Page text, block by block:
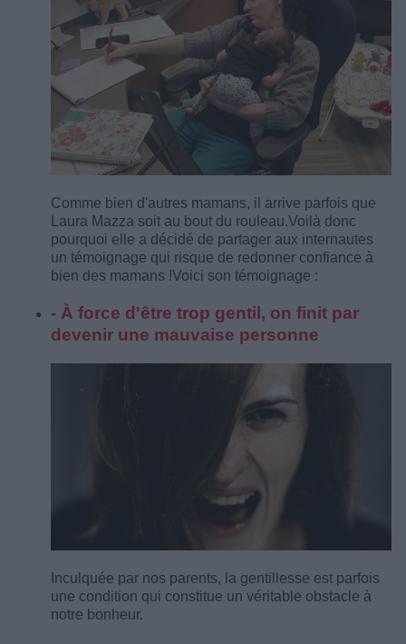
Comme bien d'autres mamans, il arrive parfois que
Laura Mazza soit au bout du rouleau.Voilà donc
pourquoi elle a décidé de partager aux internautes
un témoignage qui risque de redonner confiance à
bien des mamans !Voici son témoignage :
- À force d'être trop gentil, on finit par
devenir une mauvaise personne
Inculquée par nos parents, la gentillesse est parfois
une condition qui constitue un véritable obstacle à
notre bonheur.